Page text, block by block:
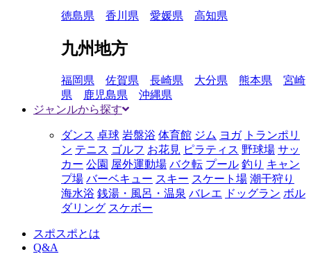
徳島県 香川県 愛媛県 高知県
九州地方
福岡県 佐賀県 長崎県 大分県 熊本県
宮崎
県
鹿児島県
沖縄県
ジャンルから探す
ダンス 卓球 岩盤浴 体育館 ジム ヨガ トランポリ
ン テニス ゴルフ お花見 ピラティス 野球場 サッ
カー 公園 屋外運動場 バク転 プール 釣り キャン
プ場 バーベキュー スキー スケート場 潮干狩り
海水浴 銭湯・風呂・温泉 バレエ ドッグラン ボル
ダリング スケボー
スポスポとは
Q&A